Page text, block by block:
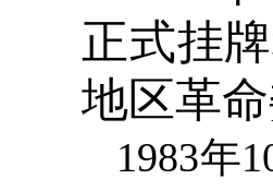
正式挂
地区革
1983年